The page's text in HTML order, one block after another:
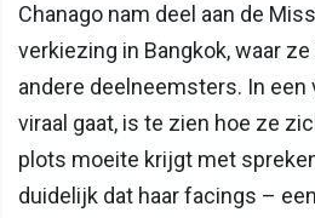
Chanago nam deel aan de
verkiezing in Bangkok, waar
andere deelneemsters. In een
viraal gaat, is te zien hoe ze
plots moeite krijgt met
duidelijk dat haar facings –